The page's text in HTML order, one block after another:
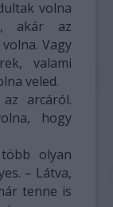
volna
akár az
Vagy
valami
veled.
arcáról.
hogy
olyan
– Látva,
tenne is